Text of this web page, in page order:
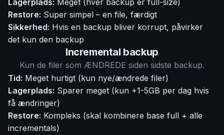
Lagerplads: Meget (hver backup er full-size)
Restore: Super simpel – en file, færdigt
Sikkerhed: Hvis en backup bliver korrupt, påvirker
det kun den backup
Incremental backup
Kun de filer som ÆNDREDE siden sidste backup.
Tid: Meget hurtigt (kun nye/ændrede filer)
Lagerplads: Sparer meget (kun +1-5GB per dag hvis
få ændringer)
Restore: Kompleks (skal kombinere base full + alle
incrementals)